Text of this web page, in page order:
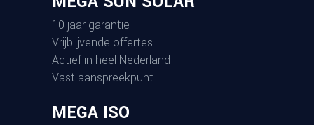
10 jaar garantie
Vrijblijvende offertes
Actief in heel Nederland
Vast aanspreekpunt
MEGA ISO